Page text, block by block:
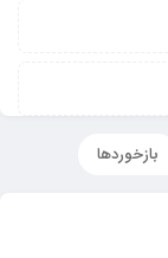
بازخوردها